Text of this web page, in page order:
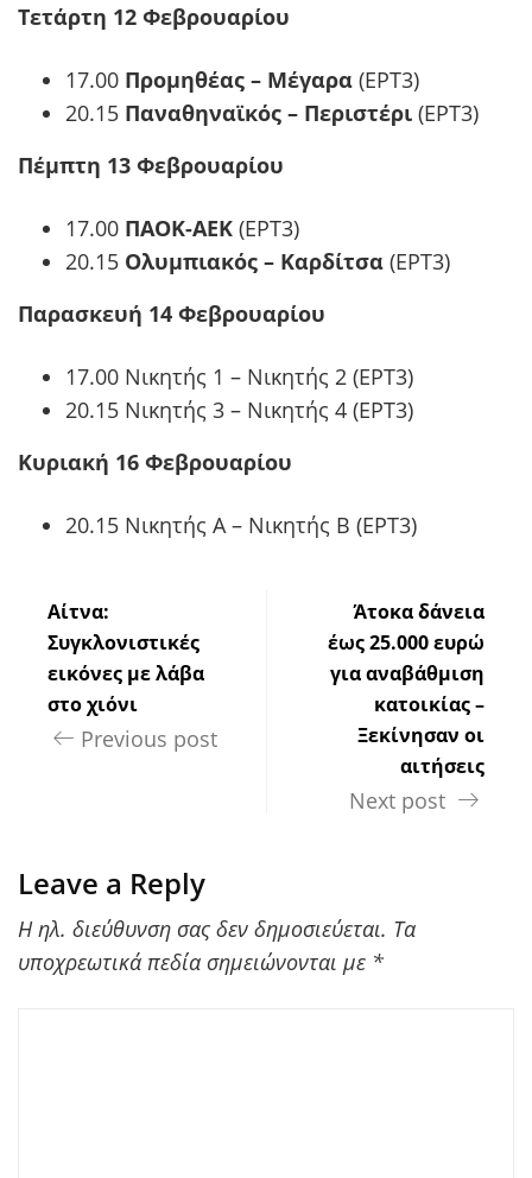
Τετάρτη 12 Φεβρουαρίου
17.00 Προμηθέας – Μέγαρα (ΕΡΤ3)
20.15 Παναθηναϊκός – Περιστέρι (ΕΡΤ3)
Πέμπτη 13 Φεβρουαρίου
17.00 ΠΑΟΚ-ΑΕΚ (ΕΡΤ3)
20.15 Ολυμπιακός – Καρδίτσα (ΕΡΤ3)
Παρασκευή 14 Φεβρουαρίου
17.00 Νικητής 1 – Νικητής 2 (ΕΡΤ3)
20.15 Νικητής 3 – Νικητής 4 (ΕΡΤ3)
Κυριακή 16 Φεβρουαρίου
20.15 Νικητής Α – Νικητής Β (ΕΡΤ3)
Αίτνα:
Συγκλονιστικές
εικόνες με λάβα
στο χιόνι
Previous post
Άτοκα δάνεια
έως 25.000 ευρώ
για αναβάθμιση
κατοικίας –
Ξεκίνησαν οι
αιτήσεις
Next post
Leave a Reply
Η ηλ. διεύθυνση σας δεν δημοσιεύεται. Τα
υποχρεωτικά πεδία σημειώνονται με *